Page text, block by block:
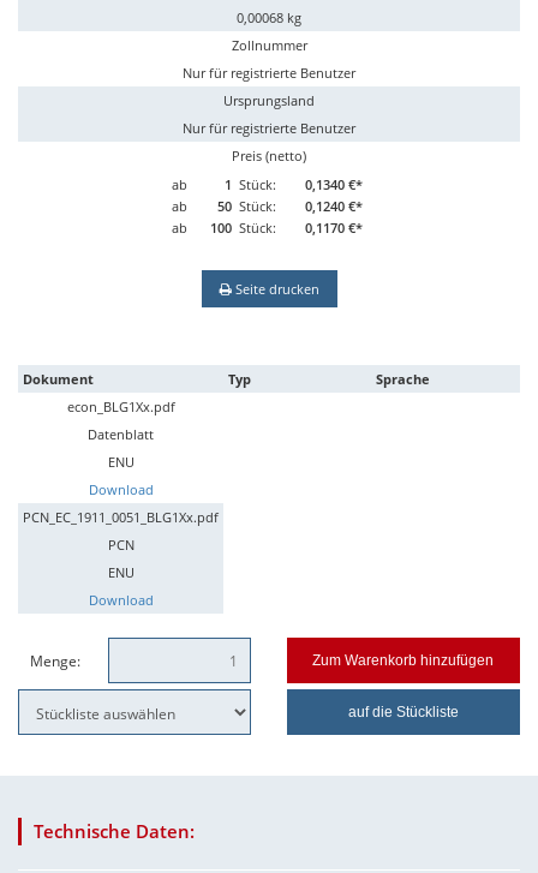
0,00068 kg
Zollnummer
Nur für registrierte Benutzer
Ursprungsland
Nur für registrierte Benutzer
Preis (netto)
ab
1 Stück:
0,1340 €*
ab
50 Stück:
0,1240 €*
ab
100 Stück: 0,1170 €*
Seite drucken
Dokument Typ
Sprache
econ_BLG1Xx.pdf
Datenblatt
ENU
Download
PCN_EC_1911_0051_BLG1Xx.pdf
PCN
ENU
Download
Menge: Zum Warenkorb hinzufügen
auf die Stückliste
Technische Daten: